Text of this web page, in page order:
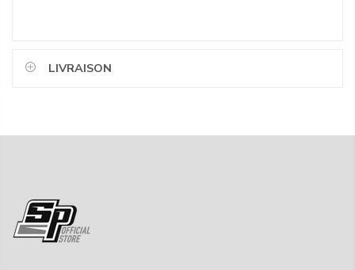
LIVRAISON